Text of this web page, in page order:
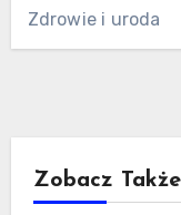
Zdrowie i uroda
Zobacz Także